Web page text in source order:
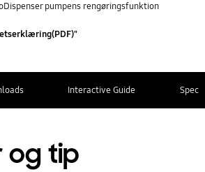
pumpens rengøringsfunktion
Interactive Guide Spec
og tip